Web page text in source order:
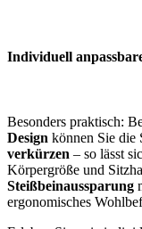
Individuell
Besonders praktisch:
Design können Sie die
verkürzen – so lässt
Körpergröße und
Steißbeinaussparung
ergonomisches